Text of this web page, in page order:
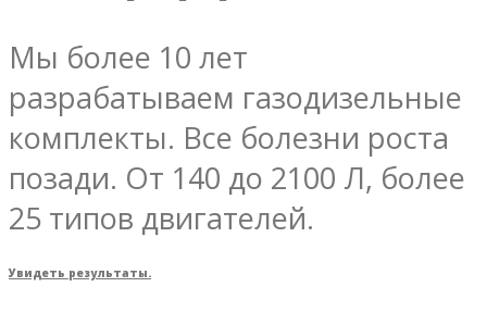
Мы более 10 лет
разрабатываем газодизельные
комплекты. Все болезни роста
позади. От 140 до 2100 Л, более
25 типов двигателей.
Увидеть результаты.